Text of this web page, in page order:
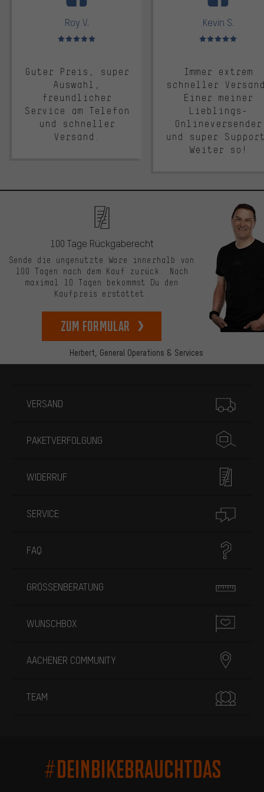
Roy V.
Bewertungen: 5 von 5
Guter Preis, super
Auswahl,
freundlicher
Service am Telefon
und schneller
Versand.
Kevin S.
Bewertungen: 5 von 5
Immer extrem
schneller
Einer meiner
Lieblings-
Onlineversender
und super
Weiter so!
Herbert, General Operations & Services
100 Tage Rückgaberecht
Sende die ungenutzte Ware innerhalb von
100 Tagen nach dem Kauf zurück. Nach
maximal 10 Tagen bekommst Du den
Kaufpreis erstattet.
zum Formular
VERSAND
PAKETVERFOLGUNG
WIDERRUF
SERVICE
FAQ
GRÖSSENBERATUNG
WUNSCHBOX
AACHENER COMMUNITY
TEAM
#DEINBIKEBRAUCHTDAS